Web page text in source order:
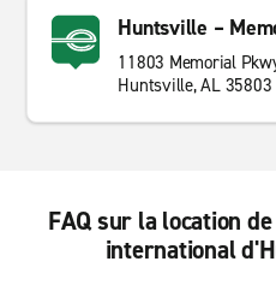
Huntsville –
11803 Memorial
Huntsville, AL 35803
FAQ sur la location
international